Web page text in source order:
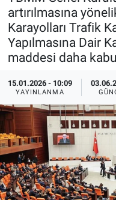
artırılmasına
Karayolları Trafik
Yapılmasına Dair
maddesi daha
15.01.2026 - 10:09
YAYINLANMA
Özel Haberler
Yazarlar
Dünya
Medya
Özel Haberler
Kadın
Erişim Bilgileri
Sağlık
Haber Arşivi